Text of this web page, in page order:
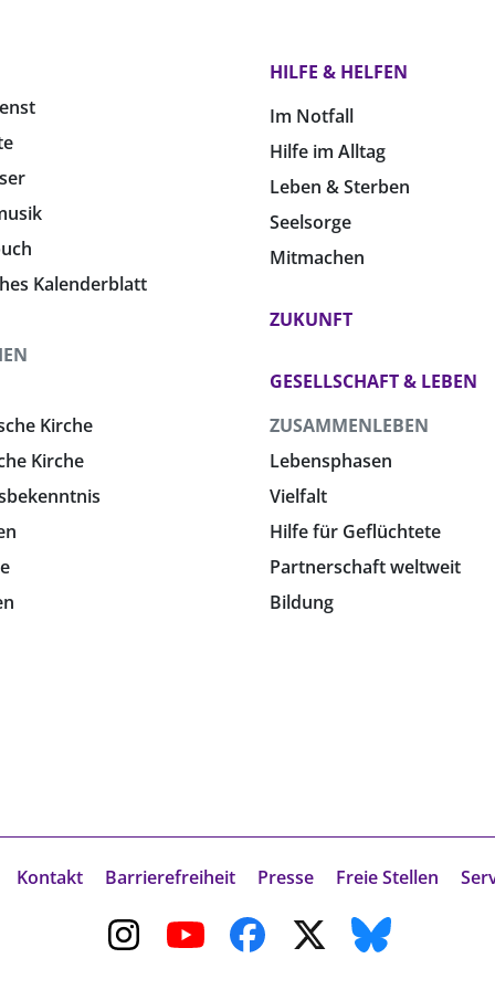
Kalenderblatt
Kirche
Kirche
HILFE & HELFEN
Im Notfall
Hilfe im Alltag
Leben & Sterben
Seelsorge
Mitmachen
ZUKUNFT
GESELLSCHAFT & LEBEN
ZUSAMMENLEBEN
Lebensphasen
Vielfalt
Hilfe für Geflüchtete
Partnerschaft weltweit
Bildung
Kontakt Barrierefreiheit Presse Freie Stellen